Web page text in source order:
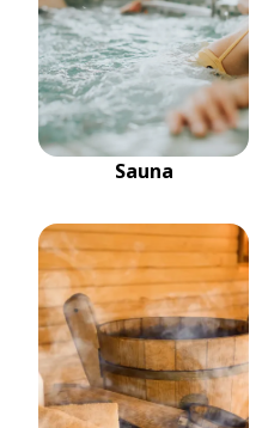
Sauna